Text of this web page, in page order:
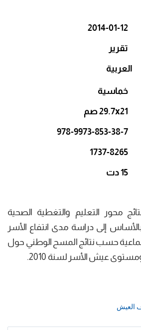
2014-01-12
تقرير
العربية
خماسية
29.7x21 صم
978-9973-853-38-7
1737-8265
15 دت
محور التعليم والتغطية الصحية
إلى دراسة مدى انتفاع الأسر
حسب نتائج المسح الوطني حول
عيش الأسر لسنة 2010.
العيش